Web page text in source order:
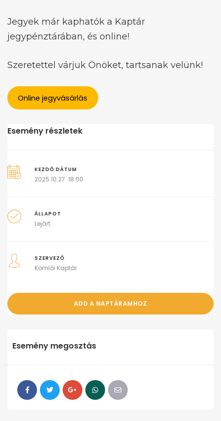
Jegyek már kaphatók a Kaptár
jegypénztárában, és online!
Szeretettel várjuk Önöket, tartsanak velünk!
Online jegyvásárlás
Esemény részletek
KEZDŐ DÁTUM
2025.10.27. 18:00
ÁLLAPOT
Lejárt
SZERVEZŐ
Komlói Kaptár
ADD A NAPTÁRAMHOZ
Esemény megosztás